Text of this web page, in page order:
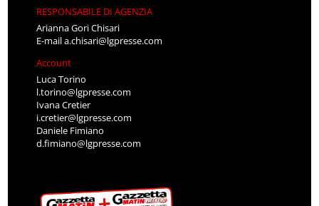
RESPONSABILE DI AGENZIA
Arianna Gori Chisari
E-maila.chisari@lgpresse.com
Account
Luca Torino
l.torino@lgpresse.com
Ivana Cretier
i.cretier@lgpresse.com
Daniele Fimiano
d.fimiano@lgpresse.com